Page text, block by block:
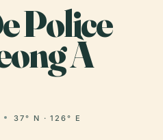
Police
À
37° N · 126° E